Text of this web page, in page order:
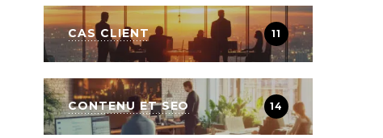
CAS CLIENT 11
CONTENU ET SEO 14